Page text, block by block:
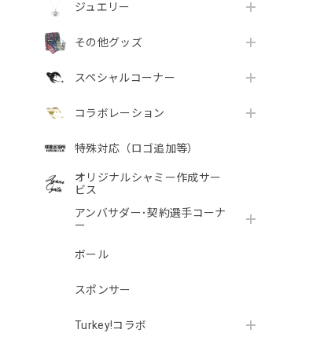
ジュエリー
その他グッズ
スペシャルコーナー
コラボレーション
特殊対応（ロゴ追加等）
オリジナルシャミー作成サー
ビス
アンバサダー･契約選手コーナ
ー
ボール
スポンサー
Turkey!コラボ